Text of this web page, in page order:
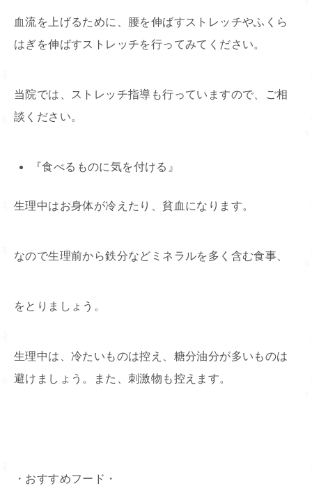
血流を上げるために、腰を伸ばすストレッチやふくら
はぎを伸ばすストレッチを行ってみてください。
当院では、ストレッチ指導も行っていますので、ご相
談ください。
『食べるものに気を付ける』
生理中はお身体が冷えたり、貧血になります。
なので生理前から鉄分などミネラルを多く含む食事、
をとりましょう。
生理中は、冷たいものは控え、糖分油分が多いものは
避けましょう。また、刺激物も控えます。
・おすすめフード・